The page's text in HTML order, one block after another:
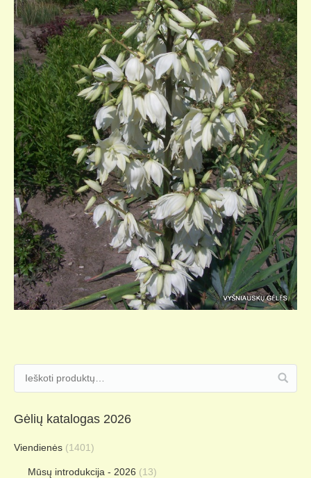
Gėlių katalogas 2026
Viendienės (1401)
Mūsų introdukcija - 2026 (13)